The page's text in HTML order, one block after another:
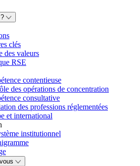
clés
des valeurs
RSE
contentieuse
des opérations de concentration
consultative
des professions réglementées
et international
institutionnel